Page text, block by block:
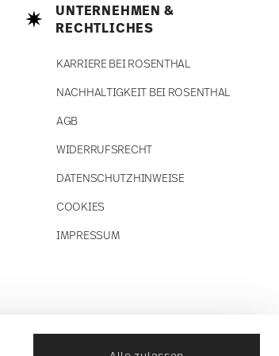
UNTERNEHMEN &
RECHTLICHES
KARRIERE BEI ROSENTHAL
NACHHALTIGKEIT BEI ROSENTHAL
AGB
WIDERRUFSRECHT
DATENSCHUTZHINWEISE
COOKIES
IMPRESSUM